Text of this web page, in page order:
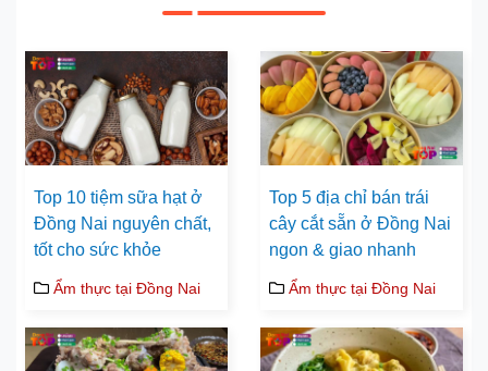
Top 10 tiệm sữa hạt ở
Đồng Nai nguyên chất,
tốt cho sức khỏe
Ẩm thực tại Đồng Nai
Top 5 địa chỉ bán trái
cây cắt sẵn ở Đồng Nai
ngon & giao nhanh
Ẩm thực tại Đồng Nai